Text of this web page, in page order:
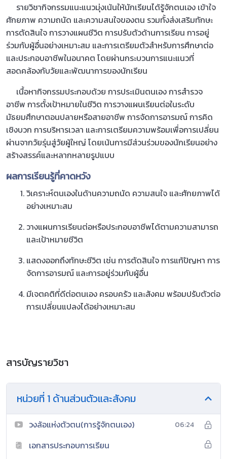
รายวิชากิจกรรมแนะแนวมุ่งเน้นให้นักเรียนได้รู้จักตนเอง เข้าใจ
ศักยภาพ ความถนัด และความสนใจของตน รวมทั้งส่งเสริมทักษะ
การตัดสินใจ การวางแผนชีวิต การปรับตัวด้านการเรียน การอยู่
ร่วมกับผู้อื่นอย่างเหมาะสม และการเตรียมตัวสำหรับการศึกษาต่อ
และประกอบอาชีพในอนาคต โดยผ่านกระบวนการแนะแนวที่
สอดคล้องกับวัยและพัฒนาการของนักเรียน
เนื้อหากิจกรรมประกอบด้วย การประเมินตนเอง การสำรวจ
อาชีพ การตั้งเป้าหมายในชีวิต การวางแผนเรียนต่อในระดับ
มัธยมศึกษาตอนปลายหรือสายอาชีพ การจัดการอารมณ์ การคิด
เชิงบวก การบริหารเวลา และการเตรียมความพร้อมเพื่อการเปลี่ยน
ผ่านจากวัยรุ่นสู่วัยผู้ใหญ่ โดยเน้นการมีส่วนร่วมของนักเรียนอย่าง
สร้างสรรค์และหลากหลายรูปแบบ
ผลการเรียนรู้ที่คาดหวัง
วิเคราะห์ตนเองในด้านความถนัด ความสนใจ และศักยภาพได้
อย่างเหมาะสม
วางแผนการเรียนต่อหรือประกอบอาชีพได้ตามความสามารถ
และเป้าหมายชีวิต
แสดงออกถึงทักษะชีวิต เช่น การตัดสินใจ การแก้ปัญหา การ
จัดการอารมณ์ และการอยู่ร่วมกับผู้อื่น
มีเจตคติที่ดีต่อตนเอง ครอบครัว และสังคม พร้อมปรับตัวต่อ
การเปลี่ยนแปลงได้อย่างเหมาะสม
สารบัญรายวิชา
หน่วยที่ 1 ด้านส่วนตัวและสังคม
วงล้อแห่งตัวตน(การรู้จักตนเอง) 06:24
เอกสารประกอบการเรียน